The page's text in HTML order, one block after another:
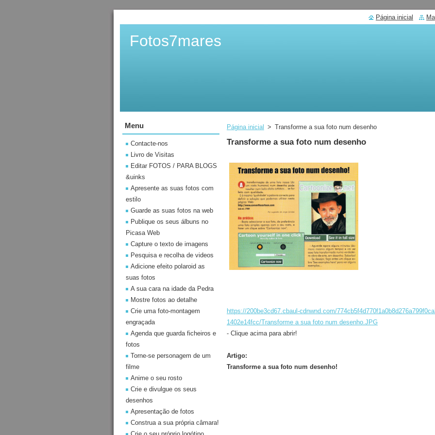
Fotos7mares
Página inicial > Transforme a sua foto num desenho
Transforme a sua foto num desenho
https://200be3cd67.cbaul-cdnwnd.com/
1402e14fcc/Transforme a sua foto num desenho.JPG
- Clique acima para abrir!
Artigo:
Transforme a sua foto num desenho!
Menu
Contacte-nos
Livro de Visitas
Editar FOTOS / PARA BLOGS
&uinks
Apresente as suas fotos com
estilo
Guarde as suas fotos na web
Publique os seus álbuns no
Picasa Web
Capture o texto de imagens
Pesquisa e recolha de videos
Adicione efeito polaroid as
suas fotos
A sua cara na idade da Pedra
Mostre fotos ao detalhe
Crie uma foto-montagem
engraçada
Agenda que guarda ficheiros e
fotos
Torne-se personagem de um
filme
Anime o seu rosto
Crie e divulgue os seus
desenhos
Apresentação de fotos
Construa a sua própria câmara!
Página inicial